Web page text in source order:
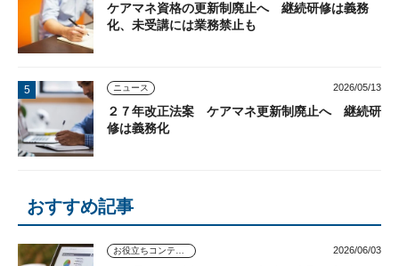
ケアマネ資格の更新制廃止へ 継続研修は義務
化、未受講には業務禁止も
ニュース 2026/05/13
２７年改正法案 ケアマネ更新制廃止へ 継続研
修は義務化
おすすめ記事
お役立ちコンテンツ 2026/06/03